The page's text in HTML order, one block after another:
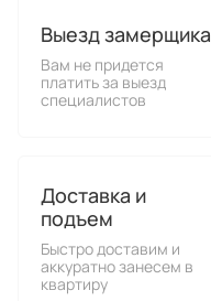
Выезд замерщика
Вам не придется
платить за выезд
специалистов
Доставка и
подъем
Быстро доставим и
аккуратно занесем в
квартиру